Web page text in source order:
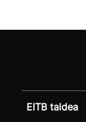
EITB taldea